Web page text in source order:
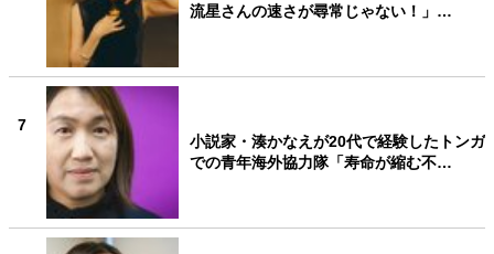
流星さんの速さが尋常じゃない！」…
7
小説家・湊かなえが20代で経験したトンガ
での青年海外協力隊「寿命が縮む不…